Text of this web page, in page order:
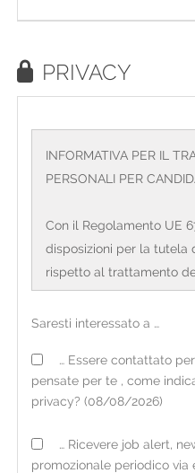
PRIVACY
INFORMATIVA PER IL
PERSONALI PER
Con il Regolamento UE
disposizioni per la tutela
rispetto al trattamento
S.p.a. Agenzia per il
Sempione, 4 – 20154
12720200158, (di
qualità di Titolare del
alcune informazioni
territorio italiano
Saresti interessato a …
… Essere contattato
pensate per te , come
privacy? (08/08/2026)
… Ricevere job alert,
promozionale periodico